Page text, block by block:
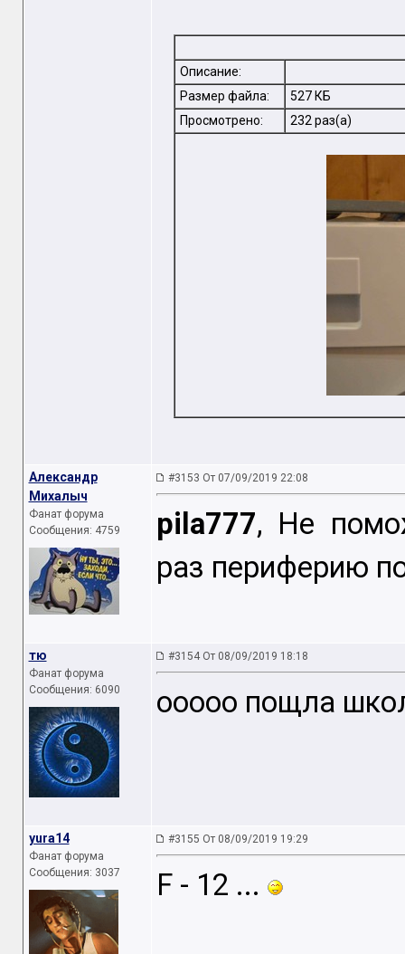
Описание:
Размер файла:
527 КБ
Просмотрено:
232 раз(а)
Александр
Михалыч
Фанат форума
Сообщения: 4759
#3153 От 07/09/2019 22:08
pila777, Не
раз периферию
тю
Фанат форума
Сообщения: 6090
#3154 От 08/09/2019 18:18
ооооо пощла
yura14
Фанат форума
Сообщения: 3037
#3155 От 08/09/2019 19:29
F - 12 ...